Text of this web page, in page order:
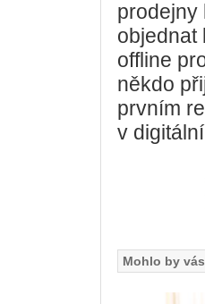
prodejny
objednat
offline
někdo
prvním
v
Mohlo by